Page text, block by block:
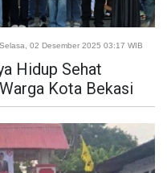
Selasa, 02 Desember 2025 03:17 WIB
Hidup Sehat
Kota Bekasi